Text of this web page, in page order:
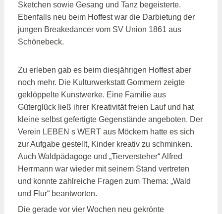
Sketchen sowie Gesang und Tanz begeisterte.
Ebenfalls neu beim Hoffest war die Darbietung der
jungen Breakedancer vom SV Union 1861 aus
Schönebeck.
Zu erleben gab es beim diesjährigen Hoffest aber
noch mehr. Die Kulturwerkstatt Gommern zeigte
geklöppelte Kunstwerke. Eine Familie aus
Güterglück ließ ihrer Kreativität freien Lauf und hat
kleine selbst gefertigte Gegenstände angeboten. Der
Verein LEBEN s WERT aus Möckern hatte es sich
zur Aufgabe gestellt, Kinder kreativ zu schminken.
Auch Waldpädagoge und „Tierversteher“ Alfred
Herrmann war wieder mit seinem Stand vertreten
und konnte zahlreiche Fragen zum Thema: „Wald
und Flur“ beantworten.
Die gerade vor vier Wochen neu gekrönte